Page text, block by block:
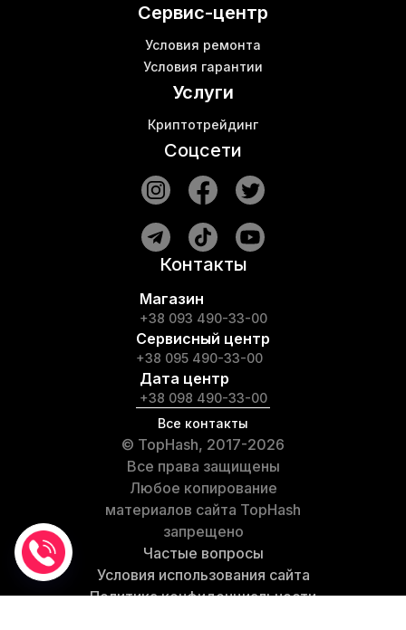
Сервис-центр
Условия ремонта
Условия гарантии
Услуги
Криптотрейдинг
Соцсети
Контакты
Магазин
+38 093 490-33-00
Сервисный центр
+38 095 490-33-00
Дата центр
+38 098 490-33-00
Все контакты
© TopHash, 2017-2026
Все права защищены
Любое копирование
материалов сайта TopHash
запрещено
Частые вопросы
Условия использования сайта
Политика конфиденциальности